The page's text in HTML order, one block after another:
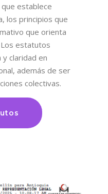
establece
los principios que
que orienta
estatutos
claridad en
además de ser
colectivas.